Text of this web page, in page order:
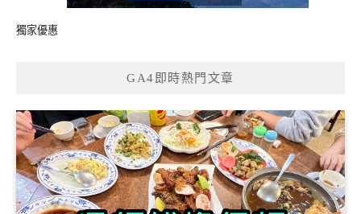
獨家優惠
GA4即時熱門文章